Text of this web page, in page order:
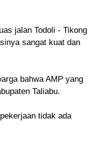
jalan Todoli - Tikong
sangat kuat dan
bahwa AMP yang
Taliabu.
tidak ada